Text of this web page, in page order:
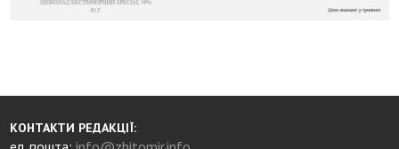
КОНТАКТИ РЕДАКЦІЇ: